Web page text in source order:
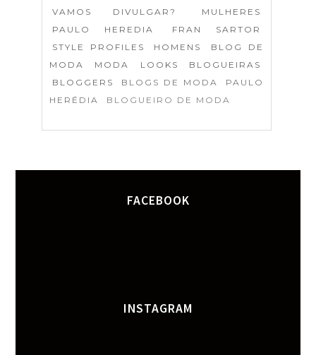
VAMOS DIVULGAR?
MULHERES
PAULO HEREDIA
FRAN SARTOR
STYLE PROFILES
HOMENS
BLOG DE
MODA
MODA LOOKS
BLOGUEIRAS
BLOGGERS
BLOGS DE MODA
PAULO
HERÉDIA
BLOGUEIRO DE MODA
FACEBOOK
INSTAGRAM